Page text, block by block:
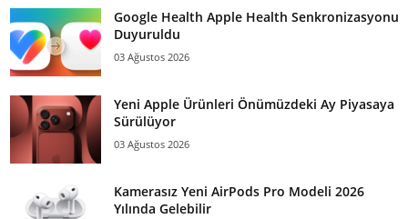
Google Health Apple Health Senkronizasyonu
Duyuruldu
03 Ağustos 2026
Yeni Apple Ürünleri Önümüzdeki Ay Piyasaya
Sürülüyor
03 Ağustos 2026
Kamerasız Yeni AirPods Pro Modeli 2026
Yılında Gelebilir